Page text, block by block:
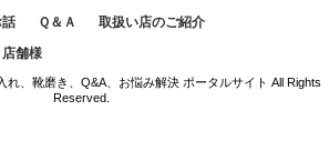
話
Ｑ＆Ａ
取扱い店のご紹介
舗様
、靴磨き、Q&A、お悩み解決 ポータルサイト All Rights
Reserved.